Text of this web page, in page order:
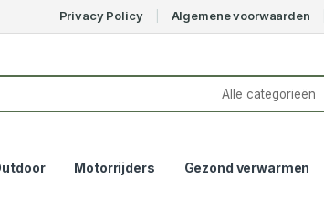
Privacy Policy Algemene voorwaarden
Motorrijders Gezond verwarmen